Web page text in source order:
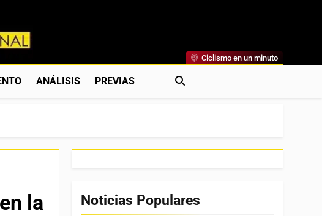
Crónicas, Previas Y Más. La Web Ciclista De Referencia.
Ciclismo en un minuto
ANÁLISIS PREVIAS
la
Noticias Populares